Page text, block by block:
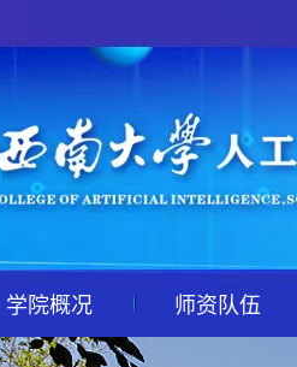
学院概况 师资队伍